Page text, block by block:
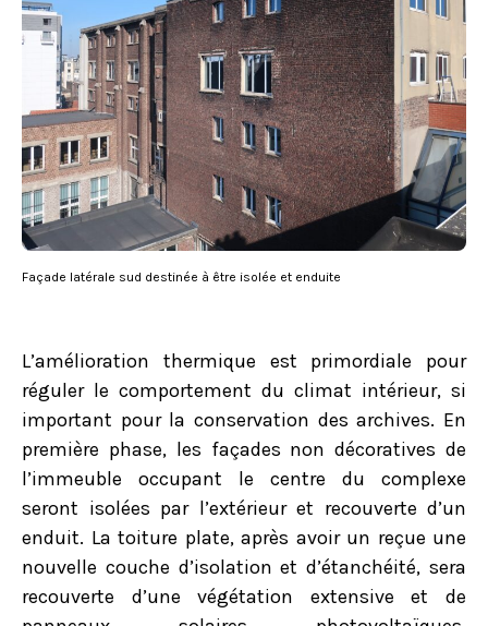
Façade latérale sud destinée à être isolée et enduite
L’amélioration thermique est primordiale pour
réguler le comportement du climat intérieur, si
important pour la conservation des archives. En
première phase, les façades non décoratives de
l’immeuble occupant le centre du complexe
seront isolées par l’extérieur et recouverte d’un
enduit. La toiture plate, après avoir un reçue une
nouvelle couche d’isolation et d’étanchéité, sera
recouverte d’une végétation extensive et de